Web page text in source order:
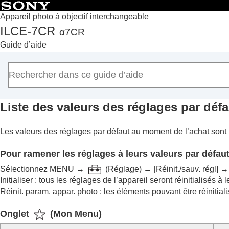
Appareil photo à objectif interchangeable
ILCE-7CR α7CR
Guide d’aide
Accueil
Remarques sur l’utilisation de votre appareil
Vérification de l'appareil et des éléments fournis
Fonctions de base
Recherche de fonctions dans le MENU
Utilisation des fonctions de prise de vue
Personnalisation de l’appareil photo
Visualisation
Changement des réglages de l’appareil
Utilisation d’un ordinateur
Liste des valeurs des réglages par
Les valeurs des réglages par défaut au moment de l’achat
Pour ramener les réglages à leurs valeurs par défaut
Sélectionnez MENU → (Réglage) → [Réinit./sauv. régl] →
Initialiser : tous les réglages de l’appareil seront réinitialisés à
Réinit. param. appar. photo : les éléments pouvant être
Onglet (Mon Menu)